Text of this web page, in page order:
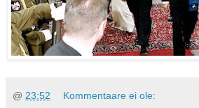
@ 23:52 Kommentaare ei ole: